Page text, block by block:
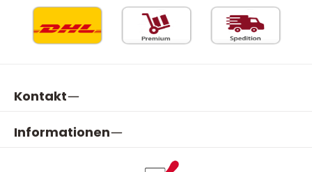
Kontakt
Informationen